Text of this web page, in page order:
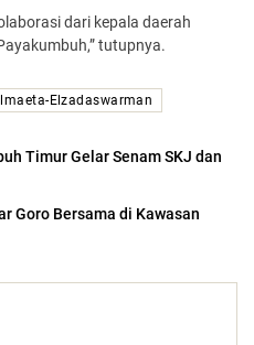
dari kepala daerah
tutupnya.
Elzadaswarman
Timur Gelar Senam SKJ dan
Goro Bersama di Kawasan